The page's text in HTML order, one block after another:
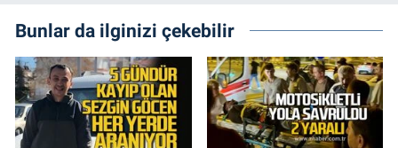
Bunlar da ilginizi çekebilir